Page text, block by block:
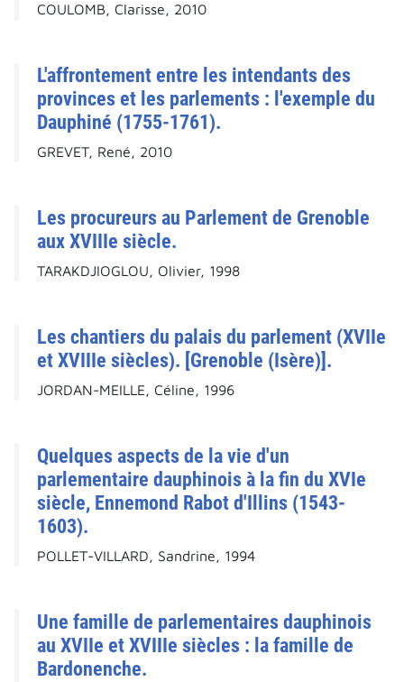
COULOMB, Clarisse, 2010
L'affrontement entre les intendants des
provinces et les parlements : l'exemple du
Dauphiné (1755-1761).
GREVET, René, 2010
Les procureurs au Parlement de Grenoble
aux XVIIIe siècle.
TARAKDJIOGLOU, Olivier, 1998
Les chantiers du palais du parlement (XVIIe
et XVIIIe siècles). [Grenoble (Isère)].
JORDAN-MEILLE, Céline, 1996
Quelques aspects de la vie d'un
parlementaire dauphinois à la fin du XVIe
siècle, Ennemond Rabot d'Illins (1543-
1603).
POLLET-VILLARD, Sandrine, 1994
Une famille de parlementaires dauphinois
au XVIIe et XVIIIe siècles : la famille de
Bardonenche.